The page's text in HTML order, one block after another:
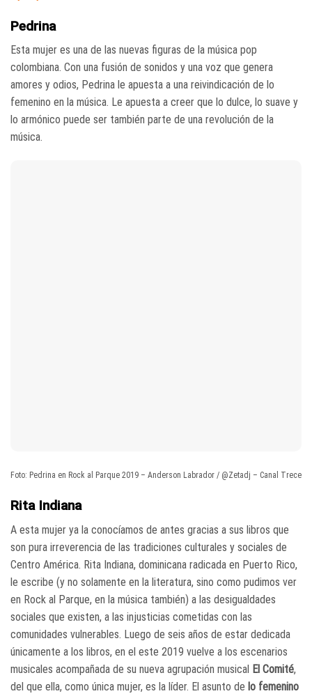
Pedrina
Esta mujer es una de las nuevas figuras de la música pop
colombiana. Con una fusión de sonidos y una voz que genera
amores y odios, Pedrina le apuesta a una reivindicación de lo
femenino en la música. Le apuesta a creer que lo dulce, lo suave y
lo armónico puede ser también parte de una revolución de la
música.
Foto: Pedrina en Rock al Parque 2019 – Anderson Labrador / @Zetadj – Canal Trece
Rita Indiana
A esta mujer ya la conocíamos de antes gracias a sus libros que
son pura irreverencia de las tradiciones culturales y sociales de
Centro América. Rita Indiana, dominicana radicada en Puerto Rico,
le escribe (y no solamente en la literatura, sino como pudimos ver
en Rock al Parque, en la música también) a las desigualdades
sociales que existen, a las injusticias cometidas con las
comunidades vulnerables. Luego de seis años de estar dedicada
únicamente a los libros, en el este 2019 vuelve a los escenarios
musicales acompañada de su nueva agrupación musical El Comité,
del que ella, como única mujer, es la líder. El asunto de lo femenino